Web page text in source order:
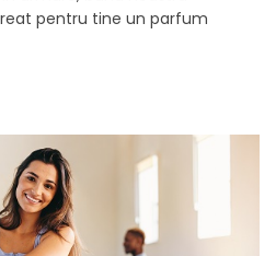
pentru tine un parfum
căldura și magia aromelor de
combină notele picante și
să vrei ca momentele
mai mult timp.